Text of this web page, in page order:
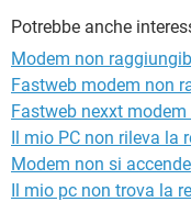
Potrebbe anche
Modem non
Fastweb modem non
Fastweb nexxt
Il mio PC non rileva la
Modem non si accende
Il mio pc non trova la